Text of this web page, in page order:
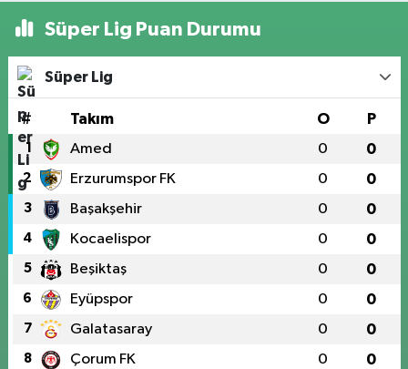
Süper Lig Puan Durumu
Süper Lig
# Takım O P
1 Amed 0 0
2 Erzurumspor FK 0 0
3 Başakşehir 0 0
4 Kocaelispor 0 0
5 Beşiktaş 0 0
6 Eyüpspor 0 0
7 Galatasaray 0 0
8 Çorum FK 0 0